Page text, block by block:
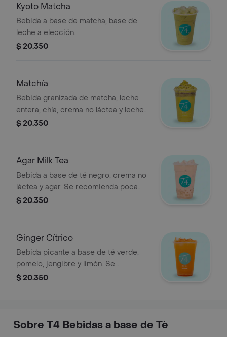
Kyoto Matcha
Bebida a base de matcha, base de
leche a elección.
$ 20.350
Matchía
Bebida granizada de matcha, leche
entera, chía, crema no láctea y leche
condensada. Se recomienda con
$ 20.350
Agar Milk Tea
Bebida a base de té negro, crema no
láctea y agar. Se recomienda poca
azúcar.
$ 20.350
Ginger Cítrico
Bebida picante a base de té verde,
pomelo, jengibre y limón. Se
recomienda sin azúcar.
$ 20.350
Sobre T4 Bebidas a base de Tè